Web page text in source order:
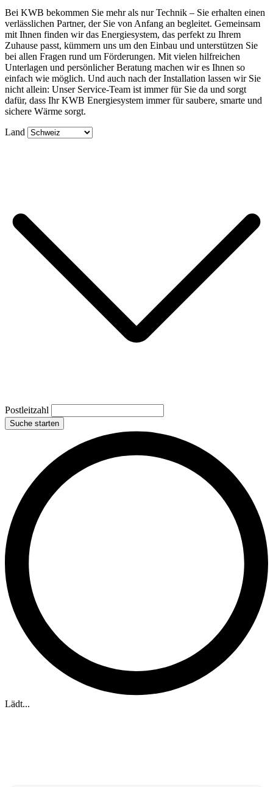
Bei KWB bekommen Sie mehr als nur Technik – Sie erhalten einen
verlässlichen Partner, der Sie von Anfang an begleitet. Gemeinsam
mit Ihnen finden wir das Energiesystem, das perfekt zu Ihrem
Zuhause passt, kümmern uns um den Einbau und unterstützen Sie
bei allen Fragen rund um Förderungen. Mit vielen hilfreichen
Unterlagen und persönlicher Beratung machen wir es Ihnen so
einfach wie möglich. Und auch nach der Installation lassen wir Sie
nicht allein: Unser Service-Team ist immer für Sie da und sorgt
dafür, dass Ihr KWB Energiesystem immer für saubere, smarte und
sichere Wärme sorgt.
Land
Postleitzahl
Suche starten
Lädt...